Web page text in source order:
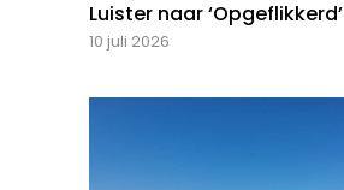
Luister naar ‘Opgeflikkerd’
10 juli 2026